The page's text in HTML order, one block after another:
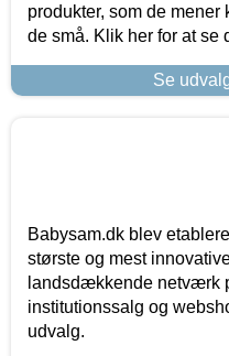
produkter, som de mener
de små. Klik her for at se
Se
Babysam.dk blev
største og mest
landsdækkende netværk
institutionssalg og
udvalg.